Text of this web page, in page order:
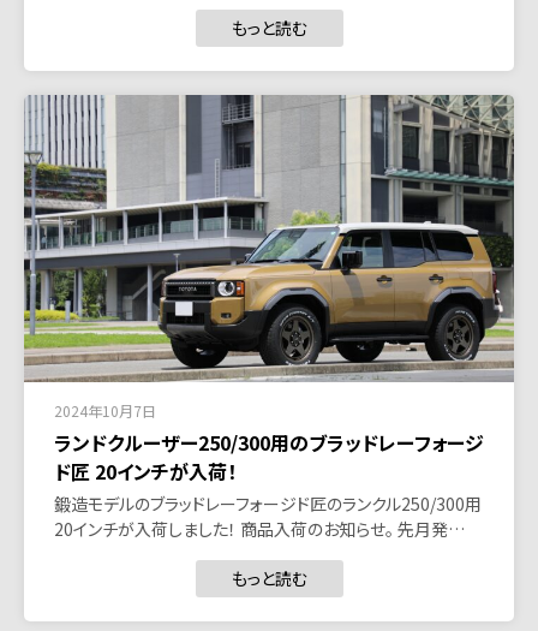
もっと読む
2024年10月7日
ランドクルーザー250/300用のブラッドレーフォージ
ド匠 20インチが入荷！
鍛造モデルのブラッドレーフォージド匠のランクル250/300用
20インチが入荷しました！ 商品入荷のお知らせ。 先月発…
もっと読む